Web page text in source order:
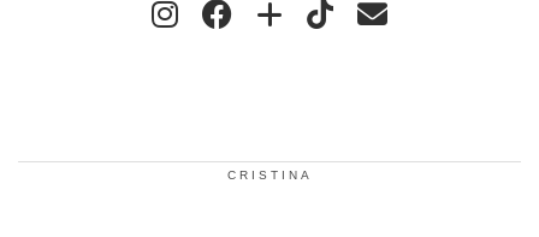
CRISTINA